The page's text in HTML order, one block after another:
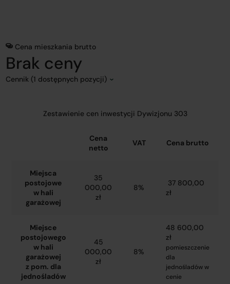
Cena mieszkania brutto
Brak ceny
Cennik (1 dostępnych pozycji)
Zestawienie cen inwestycji Dywizjonu 303
Cena
netto
VAT Cena brutto
Miejsca
postojowe
w hali
garażowej
35
000,00
zł
8%
37 800,00
zł
Miejsce
postojowego
w hali
garażowej
z pom. dla
jednośladów
45
000,00
zł
8%
48 600,00
zł
pomieszczenie
dla
jednośladów w
cenie